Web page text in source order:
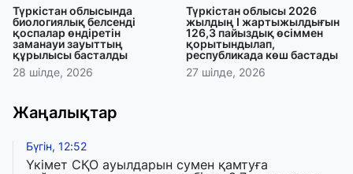
Түркістан облысында
биологиялық белсенді
қоспалар өндіретін
заманауи зауыттың
құрылысы басталды
28 шілде, 2026
Түркістан облысы 2026
жылдың І жартыжылдығын
126,3 пайыздық өсіммен
қорытындылап,
республикада көш бастады
27 шілде, 2026
Жаңалықтар
Бүгін, 12:52
Үкімет СҚО ауылдарын сумен қамтуға